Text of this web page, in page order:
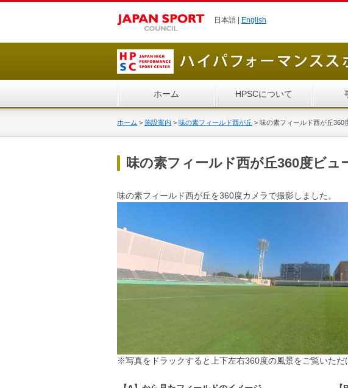
日本語 | English
ホーム HPSCについて
ホーム > 施設案内 > 味の素フィールド西が丘 > 味の素フィールド西が丘360
味の素フィールド西が丘360度ビュ
味の素フィールド西が丘を360度カメラで撮影しました。
※写真をドラックすると上下左右360度の風景をご覧いただ